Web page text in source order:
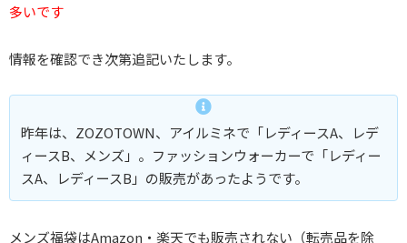
多いです
情報を確認でき次第追記いたします。
昨年は、ZOZOTOWN、アイルミネで「レディースA、レデ
ィースB、メンズ」。ファッションウォーカーで「レディー
スA、レディースB」の販売があったようです。
メンズ福袋はAmazon・楽天でも販売されない（転売品を除